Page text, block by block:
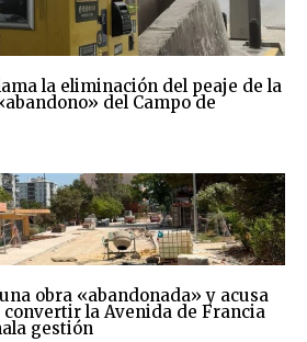
la eliminación del peaje de la
del Campo de
obra «abandonada» y acusa
la Avenida de Francia
gestión